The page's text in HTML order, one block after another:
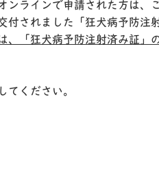
ンラインで申請された方は、
付されました「狂犬病予防
、「狂犬病予防注射済み証」
てください。